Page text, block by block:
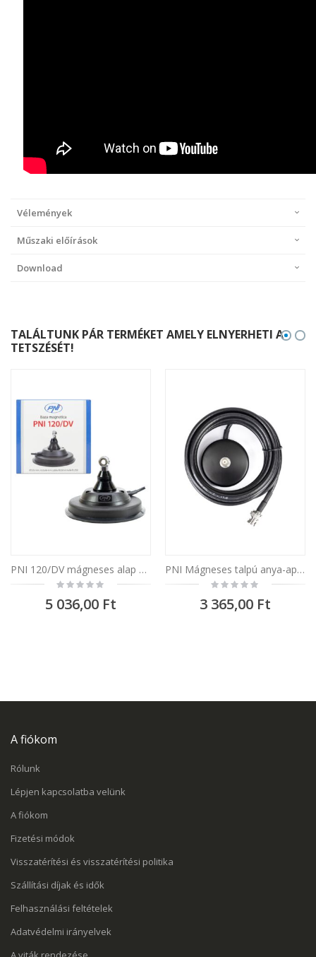
Vélemények
Műszaki előírások
Download
TALÁLTUNK PÁR TERMÉKET AMELY ELNYERHETI A
TETSZÉSÉT!
PNI 120/DV mágneses alap 125mm, 4 m hosszú kábellel és PL259-es csatlakozóval
Rating:
0%
5 036,00 Ft
PNI Mágneses talpú anya-apa BNC csatlakozás, 55 mm, kábel 3 méter
Rating:
0%
3 365,00 Ft
A fiókom
Rólunk
Lépjen kapcsolatba velünk
A fiókom
Fizetési módok
Visszatérítési és visszatérítési politika
Szállítási díjak és idők
Felhasználási feltételek
Adatvédelmi irányelvek